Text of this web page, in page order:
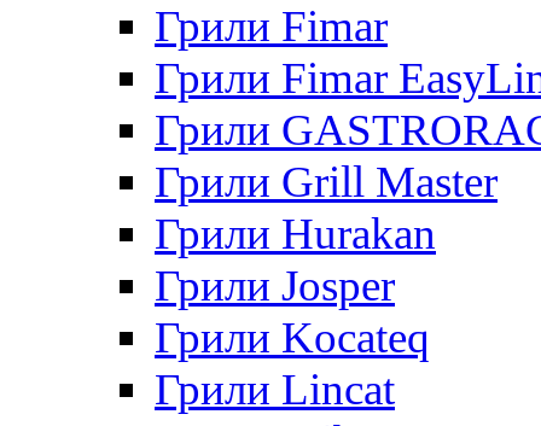
Грили Fimar
Грили Fimar
Грили
Грили Grill Master
Грили Hurakan
Грили Josper
Грили Kocateq
Грили Lincat